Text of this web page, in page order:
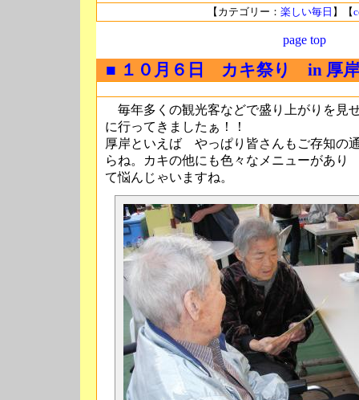
【カテゴリー： 楽しい毎日 】【
page top
■ １０月６日 カキ祭り in 厚岸
毎年多くの観光客などで盛り上がりを見
に行ってきましたぁ！！
厚岸といえば やっぱり皆さんもご存知の
らね。カキの他にも色々なメニューがあ
て悩んじゃいますね。